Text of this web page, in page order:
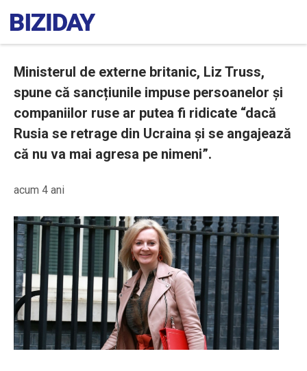
Ministerul de externe britanic, Liz Truss,
spune că sancțiunile impuse persoanelor și
companiilor ruse ar putea fi ridicate “dacă
Rusia se retrage din Ucraina și se angajează
că nu va mai agresa pe nimeni”.
acum 4 ani